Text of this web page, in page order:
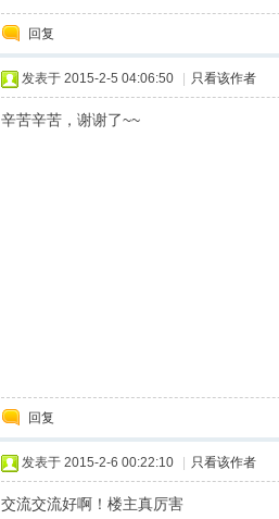
回复
发表于 2015-2-5 04:06:50 只看该作者
辛苦辛苦，谢谢了~~
回复
发表于 2015-2-6 00:22:10 只看该作者
交流交流好啊！楼主真厉害